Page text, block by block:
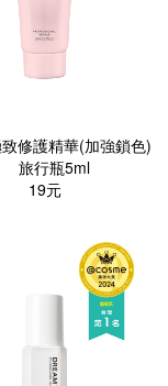
修護精華(加強鎖色)
旅行瓶5ml
19元